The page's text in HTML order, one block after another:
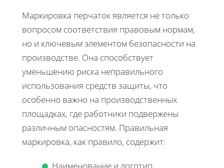
Маркировка перчаток является не только
вопросом соответствия правовым нормам,
но и ключевым элементом безопасности на
производстве. Она способствует
уменьшению риска неправильного
использования средств защиты, что
особенно важно на производственных
площадках, где работники подвержены
различным опасностям. Правильная
маркировка, как правило, содержит:
Наименование и логотип